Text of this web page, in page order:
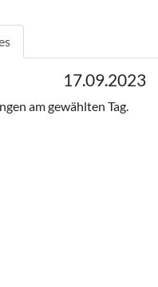
17.09.2023
am gewählten Tag.